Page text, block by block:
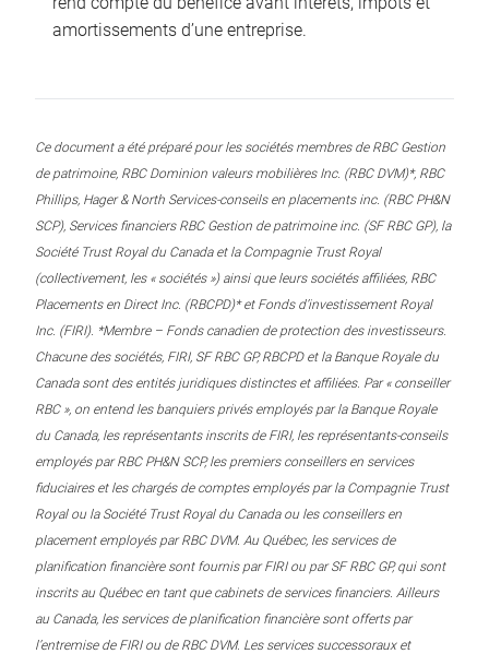
amortissements d’une entreprise.
Ce document a été préparé pour les sociétés membres de RBC Gestion
de patrimoine, RBC Dominion valeurs mobilières Inc. (RBC DVM)*, RBC
Phillips, Hager & North Services-conseils en placements inc. (RBC PH&N
SCP), Services financiers RBC Gestion de patrimoine inc. (SF RBC GP), la
Société Trust Royal du Canada et la Compagnie Trust Royal
(collectivement, les « sociétés ») ainsi que leurs sociétés affiliées, RBC
Placements en Direct Inc. (RBCPD)* et Fonds d’investissement Royal
Inc. (FIRI). *Membre – Fonds canadien de protection des investisseurs.
Chacune des sociétés, FIRI, SF RBC GP, RBCPD et la Banque Royale du
Canada sont des entités juridiques distinctes et affiliées. Par « conseiller
RBC », on entend les banquiers privés employés par la Banque Royale
du Canada, les représentants inscrits de FIRI, les représentants-conseils
employés par RBC PH&N SCP, les premiers conseillers en services
fiduciaires et les chargés de comptes employés par la Compagnie Trust
Royal ou la Société Trust Royal du Canada ou les conseillers en
placement employés par RBC DVM. Au Québec, les services de
planification financière sont fournis par FIRI ou par SF RBC GP, qui sont
inscrits au Québec en tant que cabinets de services financiers. Ailleurs
au Canada, les services de planification financière sont offerts par
l’entremise de FIRI ou de RBC DVM. Les services successoraux et